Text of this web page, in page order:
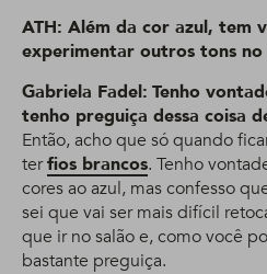
ATH: Além da cor azul, tem
experimentar outros tons no
Gabriela Fadel: Tenho
tenho preguiça dessa coisa
Então, acho que só quando
terfios brancos. Tenho
cores ao azul, mas confesso
sei que vai ser mais difícil
que ir no salão e, como você
bastante preguiça.